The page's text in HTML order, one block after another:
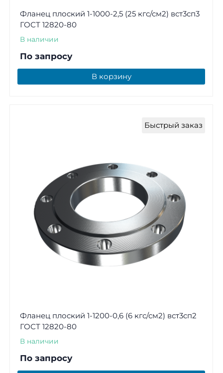
Фланец плоский 1-1000-2,5 (25 кгс/см2) вст3сп3
ГОСТ 12820-80
В наличии
По запросу
В корзину
Быстрый заказ
Фланец плоский 1-1200-0,6 (6 кгс/см2) вст3сп2
ГОСТ 12820-80
В наличии
По запросу